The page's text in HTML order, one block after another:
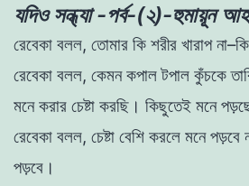
যদিও সন্ধ্যা -পর্ব-(২)-হুমায়ূন
রেবেকা বলল, তােমার কি শরীর খারাপনা–কি
রেবেকা বলল, কেমনকপালটপাল কুঁচকে
মনেকরার চেষ্টা করছি । কিছুতেই মনে
রেবেকা বলল, চেষ্টা বেশি করলে মনেপড়বে
পড়বে ।